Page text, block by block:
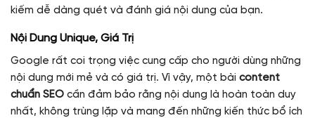
kiếm dễ dàng quét và đánh giá nội dung của bạn.
Nội Dung Unique, Giá Trị
Google rất coi trọng việc cung cấp cho người dùng những
nội dung mới mẻ và có giá trị. Vì vậy, một bài content
chuẩn SEO cần đảm bảo rằng nội dung là hoàn toàn duy
nhất, không trùng lặp và mang đến những kiến thức bổ ích